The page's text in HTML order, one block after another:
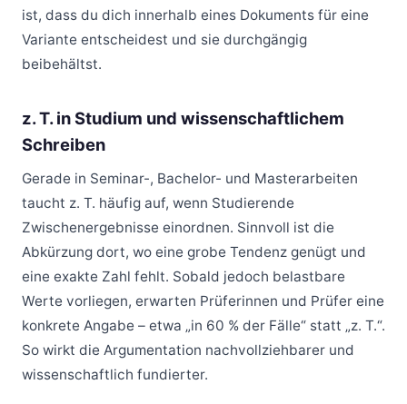
ist, dass du dich innerhalb eines Dokuments für eine
Variante entscheidest und sie durchgängig
beibehältst.
z. T. in Studium und wissenschaftlichem
Schreiben
Gerade in Seminar-, Bachelor- und Masterarbeiten
taucht z. T. häufig auf, wenn Studierende
Zwischenergebnisse einordnen. Sinnvoll ist die
Abkürzung dort, wo eine grobe Tendenz genügt und
eine exakte Zahl fehlt. Sobald jedoch belastbare
Werte vorliegen, erwarten Prüferinnen und Prüfer eine
konkrete Angabe – etwa „in 60 % der Fälle“ statt „z. T.“.
So wirkt die Argumentation nachvollziehbarer und
wissenschaftlich fundierter.